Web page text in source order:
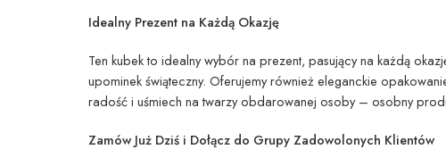
Idealny Prezent na Każdą Okazję
Ten kubek to idealny wybór na prezent, pasujący na każdą
upominek świąteczny. Oferujemy również eleganckie
radość i uśmiech na twarzy obdarowanej osoby – osobny
Zamów Już Dziś i Dołącz do Grupy Zadowolonych Klientów